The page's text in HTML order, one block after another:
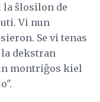
la ŝlosilon de
Vi nun
Se vi tenas
dekstran
montriĝos kiel